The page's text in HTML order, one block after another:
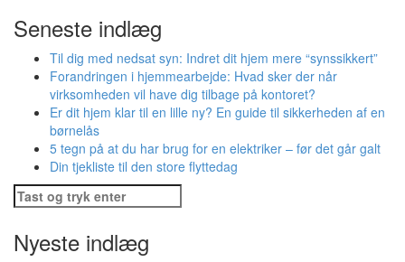
Seneste indlæg
Til dig med nedsat syn: Indret dit hjem mere “synssikkert”
Forandringen i hjemmearbejde: Hvad sker der når
virksomheden vil have dig tilbage på kontoret?
Er dit hjem klar til en lille ny? En guide til sikkerheden af en
børnelås
5 tegn på at du har brug for en elektriker – før det går galt
Din tjekliste til den store flyttedag
Søg
efter:
Nyeste indlæg